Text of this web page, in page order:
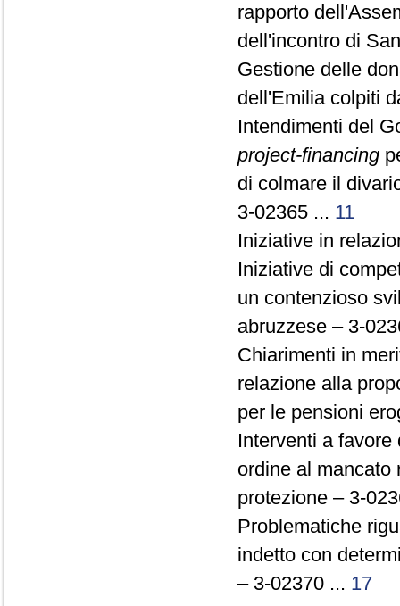
rapporto
dell'incontro di
Gestione delle
dell'Emilia colpiti
Intendimenti del
project-financing
di colmare il
3-02365 ... 11
Iniziative in
Iniziative di
un contenzioso
abruzzese – 3-
Chiarimenti in
relazione alla
per le pensioni
Interventi a
ordine al mancato
protezione – 3-
Problematiche
indetto con
– 3-02370 ... 17